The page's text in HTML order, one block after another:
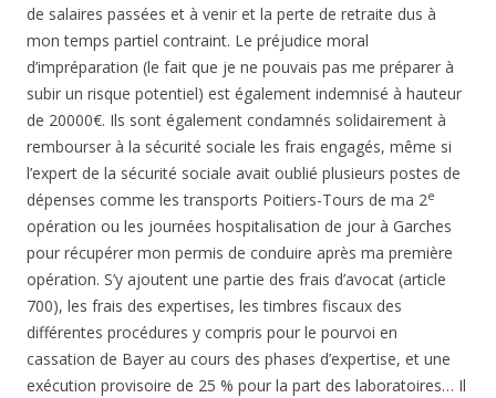
de salaires passées et à venir et la perte de retraite dus à
mon temps partiel contraint. Le préjudice moral
d’impréparation (le fait que je ne pouvais pas me préparer à
subir un risque potentiel) est également indemnisé à hauteur
de 20000€. Ils sont également condamnés solidairement à
rembourser à la sécurité sociale les frais engagés, même si
l’expert de la sécurité sociale avait oublié plusieurs postes de
dépenses comme les transports Poitiers-Tours de ma 2e
opération ou les journées hospitalisation de jour à Garches
pour récupérer mon permis de conduire après ma première
opération. S’y ajoutent une partie des frais d’avocat (article
700), les frais des expertises, les timbres fiscaux des
différentes procédures y compris pour le pourvoi en
cassation de Bayer au cours des phases d’expertise, et une
exécution provisoire de 25 % pour la part des laboratoires… Il